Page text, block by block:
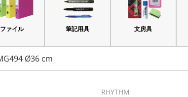
ファイル 筆記用具 文房具
Ø36 cm
RHYTHM